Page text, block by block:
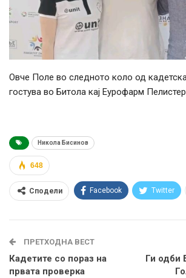
Овче Поле во следното коло од
гостува во Битола кај Еурофарм
Никола Бисинов
648
Сподели Facebook Twitter
ПРЕТХОДНА ВЕСТ
Кадетите со пораз на
првата проверка
Ги одби